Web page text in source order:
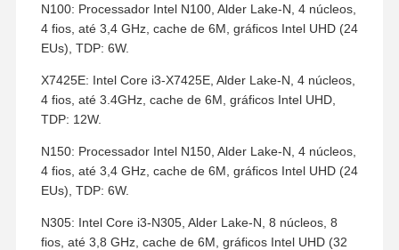
N100: Processador Intel N100, Alder Lake-N, 4 núcleos,
4 fios, até 3,4 GHz, cache de 6M, gráficos Intel UHD (24
EUs), TDP: 6W.
X7425E: Intel Core i3-X7425E, Alder Lake-N, 4 núcleos,
4 fios, até 3.4GHz, cache de 6M, gráficos Intel UHD,
TDP: 12W.
N150: Processador Intel N150, Alder Lake-N, 4 núcleos,
4 fios, até 3,4 GHz, cache de 6M, gráficos Intel UHD (24
EUs), TDP: 6W.
N305: Intel Core i3-N305, Alder Lake-N, 8 núcleos, 8
fios, até 3,8 GHz, cache de 6M, gráficos Intel UHD (32